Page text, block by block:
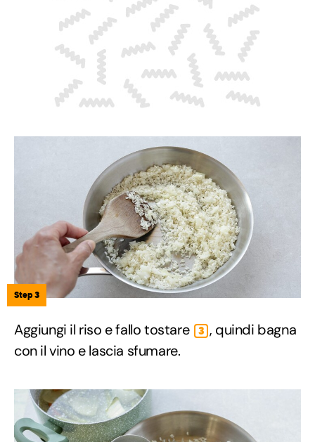
Step 3
Aggiungi il riso e fallo tostare 3 , quindi bagna
con il vino e lascia sfumare.